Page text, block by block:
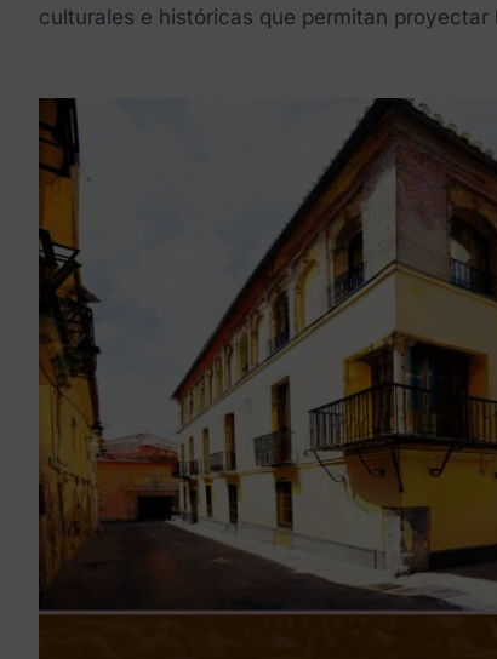
culturales e históricas que permitan